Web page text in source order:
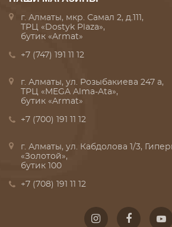
г. Алматы, мкр. Самал 2, д.111,
ТРЦ «Dostyk Plaza»,
бутик «Armat»
+7 (747) 191 11 12
г. Алматы, ул. Розыбакиева 247 а,
ТРЦ «MEGA Alma-Ata»,
бутик «Armat»
+7 (700) 191 11 12
г. Алматы, ул. Кабдолова 1/3,
«Золотой»,
бутик 100
+7 (708) 191 11 12